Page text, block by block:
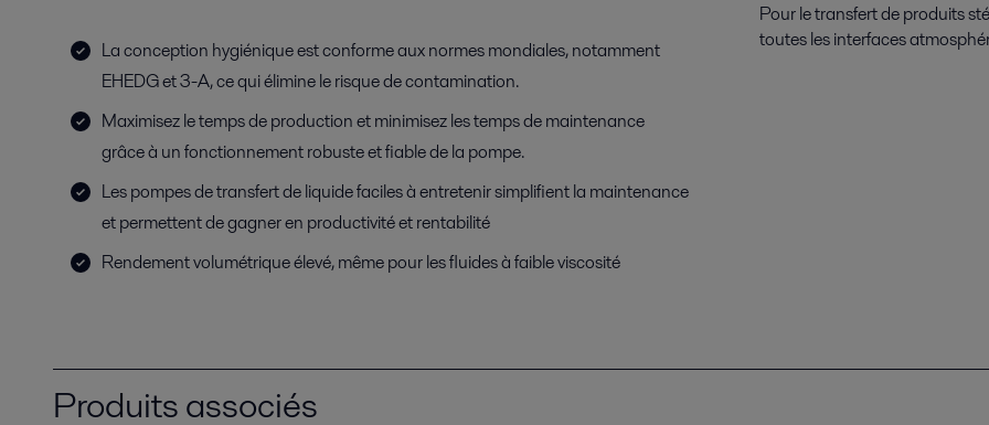
La conception hygiénique est conforme aux normes mondiales, notamment
EHEDG et 3-A, ce qui élimine le risque de contamination.
Maximisez le temps de production et minimisez les temps de maintenance
grâce à un fonctionnement robuste et fiable de la pompe.
Les pompes de transfert de liquide faciles à entretenir simplifient la maintenance
et permettent de gagner en productivité et rentabilité
Rendement volumétrique élevé, même pour les fluides à faible viscosité
Pour le transfert de produits
toutes les interfaces
Produits associés